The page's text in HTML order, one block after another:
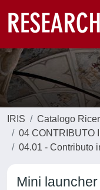
IRIS
Catalogo
04 CONTRIBUTO
04.01 - Contributo
Mini